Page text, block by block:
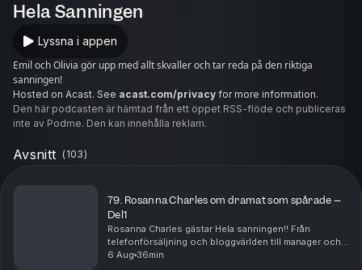
Hela Sanningen
Lyssna i appen
Emil och Olivia gör upp med allt skvaller och tar reda på den riktiga
sanningen!
Hosted on Acast. See acast.com/privacy for more information.
Den här podcasten är hämtad från ett öppet RSS-flöde och publiceras
inte av Podme. Den kan innehålla reklam.
Avsnitt (103)
79.⁠ ⁠Rosanna Charles om dramat som spårade –
Del1
Rosanna Charles gästar Hela sanningen!! Från
telefonförsäljning och bloggvärlden till manager och
att casta deltagare till några av Sveriges största
6 Aug 36min